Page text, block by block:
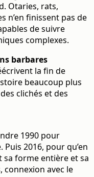
Otaries, rats,
n’en finissent pas de
de suivre
complexes.
barbares
la fin de
beaucoup plus
clichés et des
1990 pour
2016, pour qu’en
sa forme entière et sa
connexion avec le